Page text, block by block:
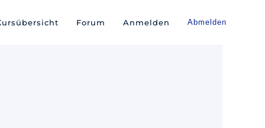
Forum Anmelden Abmelden